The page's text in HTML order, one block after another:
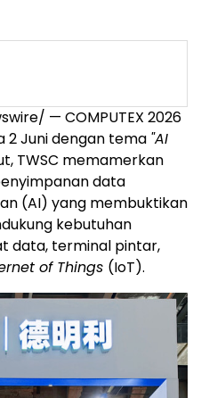
— COMPUTEX 2026
2 Juni dengan tema "AI
TWSC memamerkan
data
(AI) yang membuktikan
kebutuhan
data, terminal pintar,
of Things (IoT).